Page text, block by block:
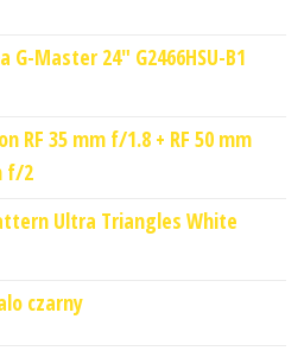
Master 24" G2466HSU-B1
RF 35 mm f/1.8 + RF 50 mm
f/2
Ultra Triangles White
czarny